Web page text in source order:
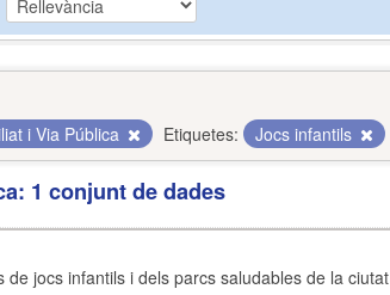
i Via Pública Etiquetes: Jocs infantils
1 conjunt de dades
de jocs infantils i dels parcs saludables de la ciutat